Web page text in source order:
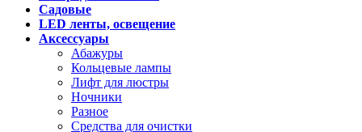
Садовые
LED ленты, освещение
Аксессуары
Абажуры
Кольцевые лампы
Лифт для люстры
Ночники
Разное
Средства для очистки